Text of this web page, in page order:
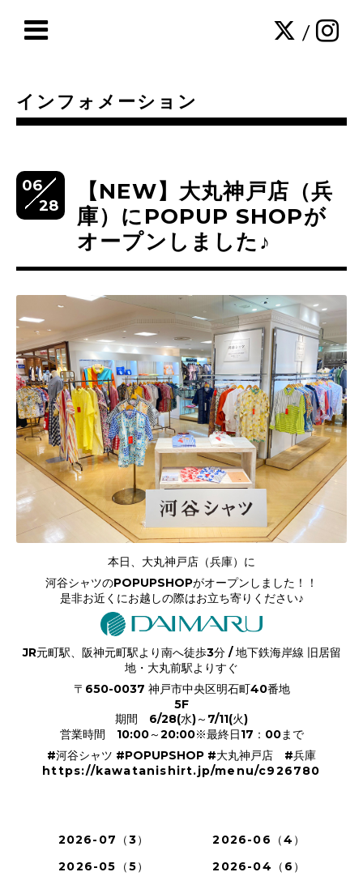
/
インフォメーション
06
28
【NEW】大丸神戸店（兵
庫）にPOPUP SHOPが
オープンしました♪
本日、大丸神戸店（兵庫）に
河谷シャツのPOPUPSHOPがオープンしました！！
是非お近くにお越しの際はお立ち寄りください♪
JR元町駅、阪神元町駅より南へ徒歩3分 / 地下鉄海岸線 旧居留
地・大丸前駅よりすぐ
〒650-0037 神戸市中央区明石町40番地
5F
期間 6/28(水)～7/11(火)
営業時間 10:00～20:00※最終日17：00まで
#河谷シャツ #POPUPSHOP #大丸神戸店 #兵庫
https://kawatanishirt.jp/menu/c926780
2026-07（3）
2026-06（4）
2026-05（5）
2026-04（6）